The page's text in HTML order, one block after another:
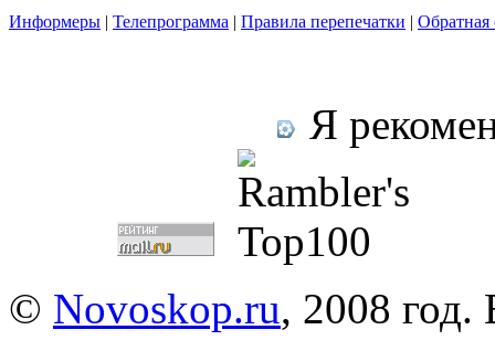
Информеры | Телепрограмма | Правила перепечатки | Обратная
Я
© Novoskop.ru, 2008